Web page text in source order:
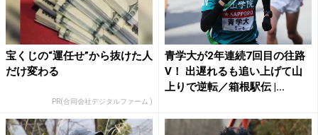
宝くじの“運任せ”から抜けた人
だけ変わる
PR(合同会社デジタルファーム )
青学大が2年連続7回目の往路
V！ 出遅れるも追い上げて山
上りで逆転／箱根駅伝 |...